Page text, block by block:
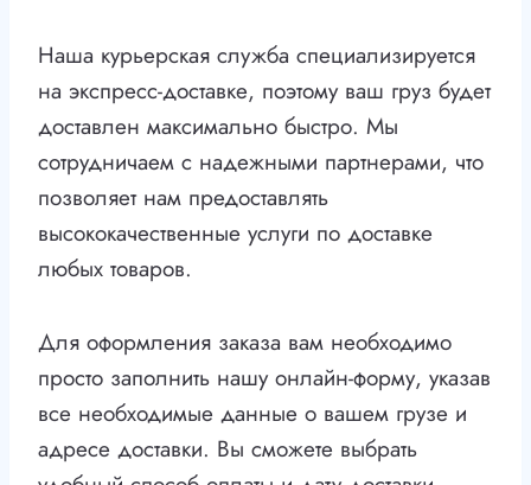
Наша курьерская служба специализируется
на экспресс-доставке, поэтому ваш груз будет
доставлен максимально быстро. Мы
сотрудничаем с надежными партнерами, что
позволяет нам предоставлять
высококачественные услуги по доставке
любых товаров.
Для оформления заказа вам необходимо
просто заполнить нашу онлайн-форму, указав
все необходимые данные о вашем грузе и
адресе доставки. Вы сможете выбрать